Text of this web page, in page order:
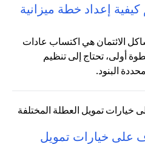
إعداد خطة ميزانية
الائتمان هي اكتساب عادات
أولى، تحتاج إلى تنظيم
البنود.
على خيارات تمويل